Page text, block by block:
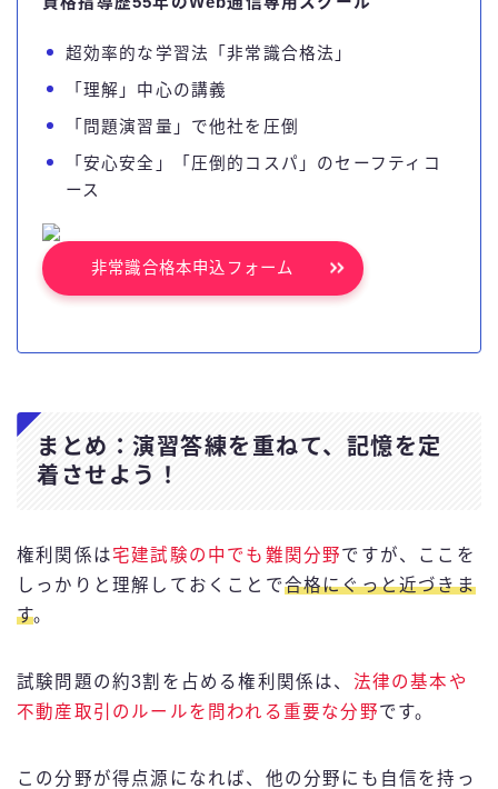
超効率的な学習法「非常識合格法」
「理解」中心の講義
「問題演習量」で他社を圧倒
「安心安全」「圧倒的コスパ」のセーフティコ
ース
非常識合格本申込フォーム
まとめ：演習答練を重ねて、記憶を定
着させよう！
権利関係は宅建試験の中でも難関分野ですが、ここを
しっかりと理解しておくことで合格にぐっと近づきま
す。
試験問題の約3割を占める権利関係は、 法律の基本や
不動産取引のルールを問われる重要な分野です。
この分野が得点源になれば、他の分野にも自信を持っ